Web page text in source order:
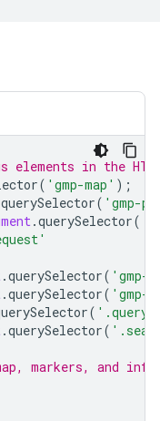
elements in the
( 'gmp-map' );
querySelector( 'gmp-
.querySelector(
.querySelector( 'gmp-
.querySelector( 'gmp-
(
.querySelector(
markers, and info